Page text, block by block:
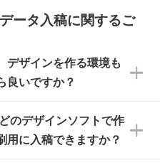
ださい。
いただくと、おおよ
確認いただけます。
のご発注をお願いい
異なります。各商
い
スターパックなど)
つ袋に入っていま
など)
れていない状態で
替えや、オリジナル
ません。
す。なお、海外への
んので予めご了承く
ータ入稿に関するご
デザインを作る環境も
良いですか？
ーター」を使えば、
ザインを作成できま
のデザインソフトで作
用に入稿できますか？